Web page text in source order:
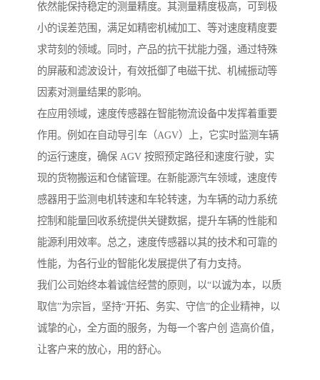
依然能保持稳定的测量精度。其测量精度极高，可到极
小的误差范围，满足如精密机械加工、等对速度精度要
求苛刻的领域。同时，产品的抗干扰能力强，通过特殊
的屏蔽和滤波设计，有效抵御了电磁干扰、机械振动等
因素对测量结果的影响。
在应用领域，速度传感器在智能物流设备中发挥着重要
作用。例如在自动导引车（AGV）上，它实时监测车辆
的运行速度，确保 AGV 按照预定路径和速度行驶，实
现的货物搬运和仓储管理。在新能源汽车领域，速度传
感器用于监测电机转速和车轮转速，为车辆的动力系统
控制和能量回收系统提供关键数据，提升车辆的性能和
能源利用效率。总之，速度传感器以其的技术和可靠的
性能，为各行业的智能化发展提供了有力支持。
我们公司始终本着诚信经营的原则，以“以诚为本，以质
取信”为宗旨，坚持“开拓、务实、守信”的企业精神，以
诚挚的心，全方面的服务，为每一个客户创 造高价值，
让客户来的放心，用的舒心。